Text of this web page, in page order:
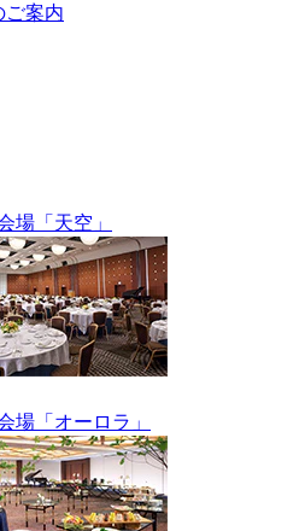
ご案内
場「天空」
場「オーロラ」